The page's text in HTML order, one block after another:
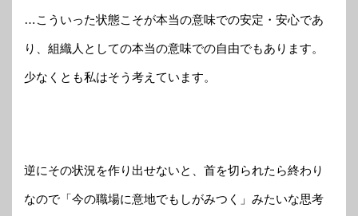
…こういった状態こそが本当の意味での安定・安心であ
り、組織人としての本当の意味での自由でもあります。
少なくとも私はそう考えています。
逆にその状況を作り出せないと、首を切られたら終わり
なので「今の職場に意地でもしがみつく」みたいな思考